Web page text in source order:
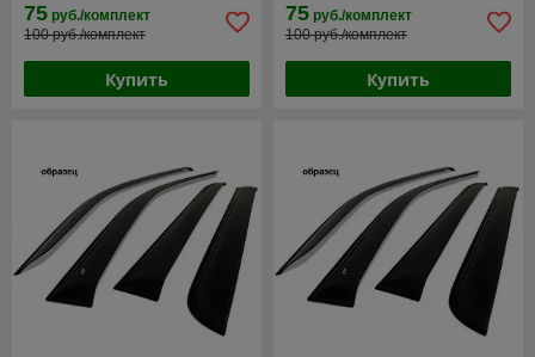
75 руб./комплект
100 руб./комплект
Купить
75 руб./комплект
100 руб./комплект
Купить